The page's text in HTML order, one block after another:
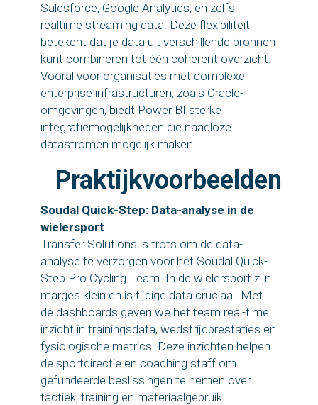
Salesforce, Google Analytics, en zelfs
realtime streaming data. Deze flexibiliteit
betekent dat je data uit verschillende bronnen
kunt combineren tot één coherent overzicht.
Vooral voor organisaties met complexe
enterprise infrastructuren, zoals Oracle-
omgevingen, biedt Power BI sterke
integratiemogelijkheden die naadloze
datastromen mogelijk maken.
Praktijkvoorbeelden
Soudal Quick-Step: Data-analyse in de
wielersport
Transfer Solutions is trots om de data-
analyse te verzorgen voor het Soudal Quick-
Step Pro Cycling Team. In de wielersport zijn
marges klein en is tijdige data cruciaal. Met
de dashboards geven we het team real-time
inzicht in trainingsdata, wedstrijdprestaties en
fysiologische metrics. Deze inzichten helpen
de sportdirectie en coaching staff om
gefundeerde beslissingen te nemen over
tactiek, training en materiaalgebruik.